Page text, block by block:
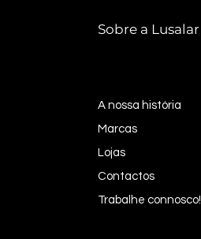
Sobre a Lusalar
A nossa história
Marcas
Lojas
Contactos
Trabalhe connosco!